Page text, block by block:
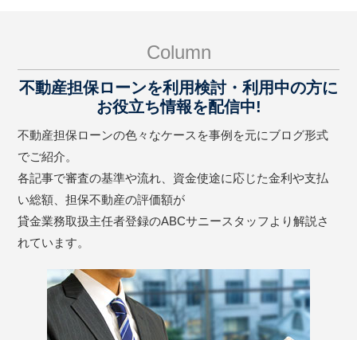
Column
不動産担保ローンを利用検討・利用中の方に
お役立ち情報を配信中!
不動産担保ローンの色々なケースを事例を元にブログ形式
でご紹介。
各記事で審査の基準や流れ、資金使途に応じた金利や支払
い総額、担保不動産の評価額が
貸金業務取扱主任者登録のABCサニースタッフより解説さ
れています。